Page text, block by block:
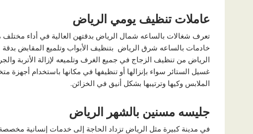
عاملات تنظيف يومي الرياض
تعرف شغالات بالساعه شمال الرياض بدقتهن العالية في أداء مختلف
خادمات بالساعه شرق الرياض بتنظيف الأبواب وتلميع المقابض بدقة
الرياض من تنظيف الزجاج في جميع الغرف وتلميعه لإزالة الأتربة
غسيل الستائر سواء بإنزالها أو تنظيفها في مكانها باستخدام
الملابس وكيها وترتيبها بشكل أنيق في الخزائن.
جليسه مسنين بالشهر الرياض
في مدينة كبيرة مثل الرياض تزداد الحاجة إلى خدمات إنسانية